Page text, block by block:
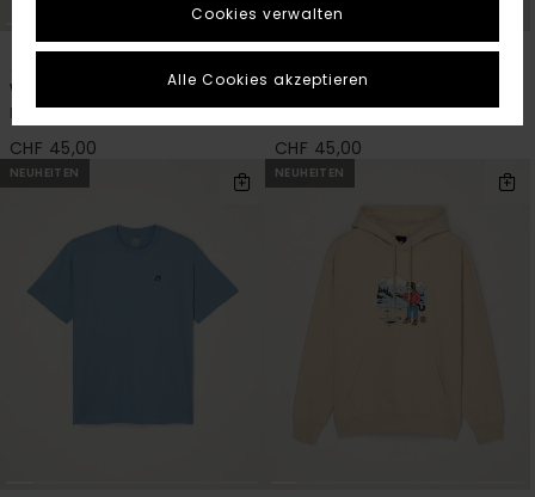
ORGANIC COTTON
Watching
Männer Beige T-Shirt
CHF 45,00
1 ORGANIC COTTON
Summit
Männer Braun T-Shirt
CHF 45,00
NEUHEITEN NEUHEITEN
Cookies verwalten
Alle Cookies akzeptieren